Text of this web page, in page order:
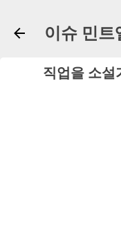
이슈 민트
직업을 소설